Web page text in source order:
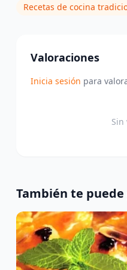
Recetas de cocina
Valoraciones
Inicia sesión para
Sin
También te